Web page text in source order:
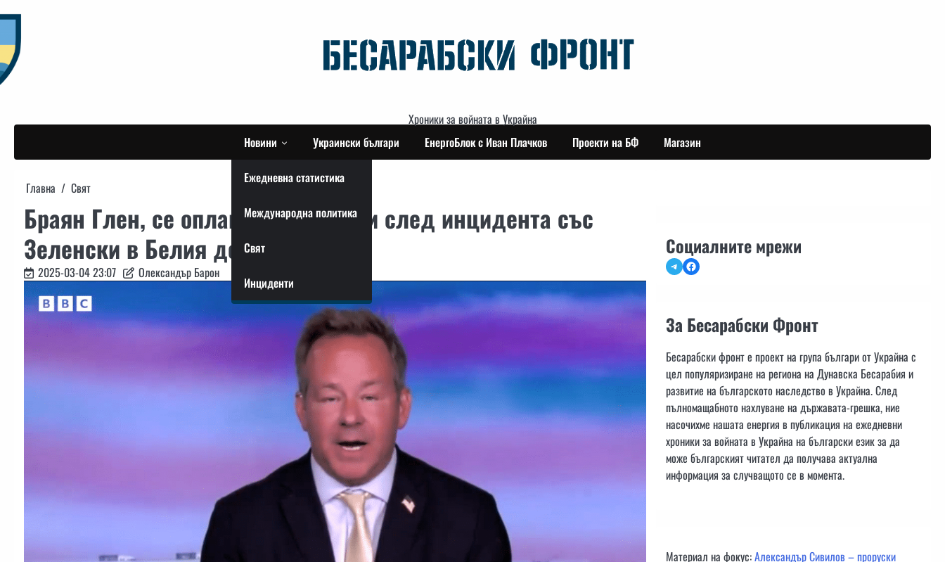
to
content
Хроники за войната в Украйна
Новини
Ежедневна статистика
Международна политика
Свят
Инциденти
Украински българи ЕнергоБлок с Иван Плачков Проекти на БФ Магазин
Главна Свят
Браян Глен, се оплаква от заплахи след инцидента със
Зеленски в Белия дом
2025-03-04 23:07 Олександър Барон
Социалните мрежи
TelegramFacebook
За Бесарабски Фронт
Бесарабски фронт е проект на група българи от Украйна с
цел популяризиране на региона на Дунавска Бесарабия и
развитие на българското наследство в Украйна. След
пълномащабното нахлуване на държавата-грешка, ние
насочихме нашата енергия в публикация на ежедневни
хроники за войната в Украйна на български език за да
може българският читател да получава актуална
информация за случващото се в момента.
Материал на фокус:Александър Сивилов – проруски